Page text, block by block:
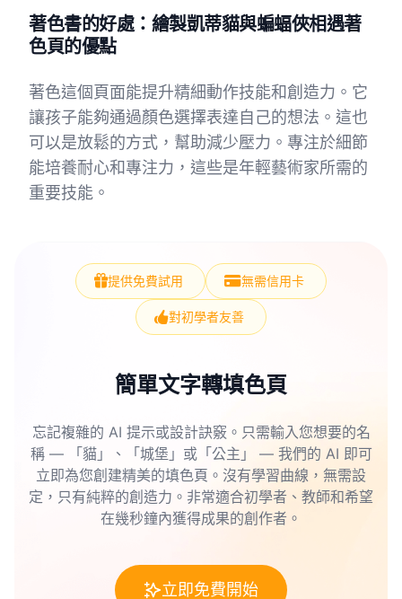
著色書的好處：繪製凱蒂貓與蝙蝠俠相遇著
色頁的優點
著色這個頁面能提升精細動作技能和創造力。它
讓孩子能夠通過顏色選擇表達自己的想法。這也
可以是放鬆的方式，幫助減少壓力。專注於細節
能培養耐心和專注力，這些是年輕藝術家所需的
重要技能。
提供免費試用 無需信用卡
對初學者友善
簡單文字轉填色頁
忘記複雜的 AI 提示或設計訣竅。只需輸入您想要的名
稱 — 「貓」、「城堡」或「公主」 — 我們的 AI 即可
立即為您創建精美的填色頁。沒有學習曲線，無需設
定，只有純粹的創造力。非常適合初學者、教師和希望
在幾秒鐘內獲得成果的創作者。
立即免費開始